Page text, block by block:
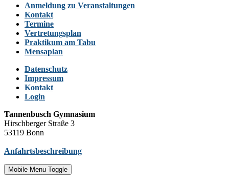
Anmeldung zu Veranstaltungen
Kontakt
Termine
Vertretungsplan
Praktikum am Tabu
Mensaplan
Datenschutz
Impressum
Kontakt
Login
Tannenbusch Gymnasium
Hirschberger Straße 3
53119 Bonn
Anfahrtsbeschreibung
Mobile Menu Toggle